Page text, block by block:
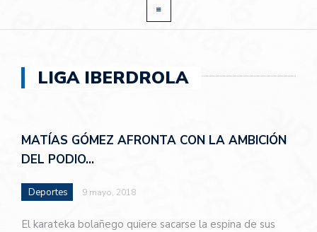
LIGA IBERDROLA
MATÍAS GÓMEZ AFRONTA CON LA AMBICIÓN
DEL PODIO…
Deportes 9 mayo, 2018
El karateka bolañego quiere sacarse la espina de sus